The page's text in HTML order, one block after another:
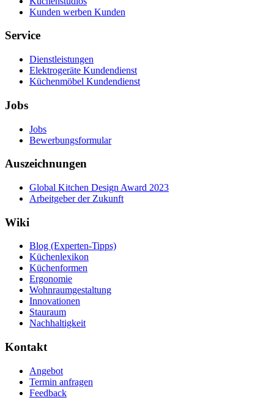
Kunden werben Kunden
Service
Dienstleistungen
Elektrogeräte Kundendienst
Küchenmöbel Kundendienst
Jobs
Jobs
Bewerbungsformular
Auszeichnungen
Global Kitchen Design Award 2023
Arbeitgeber der Zukunft
Wiki
Blog (Experten-Tipps)
Küchenlexikon
Küchenformen
Ergonomie
Wohnraumgestaltung
Innovationen
Stauraum
Nachhaltigkeit
Kontakt
Angebot
Termin anfragen
Feedback